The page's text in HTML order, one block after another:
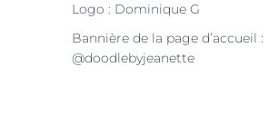
Logo : Dominique G
Bannière de la page d’accueil :
@doodlebyjeanette